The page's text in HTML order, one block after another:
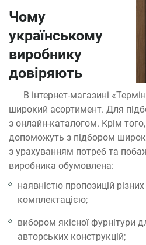
Чому
українському
виробнику
довіряють
В інтернет-магазині
широкий асортимент. Для
з онлайн-каталогом. Крім
допоможуть з підбором
з урахуванням потреб та
виробника обумовлена:
наявністю пропозицій різних
комплектацією;
вибором якісної фурнітури
авторських конструкцій;